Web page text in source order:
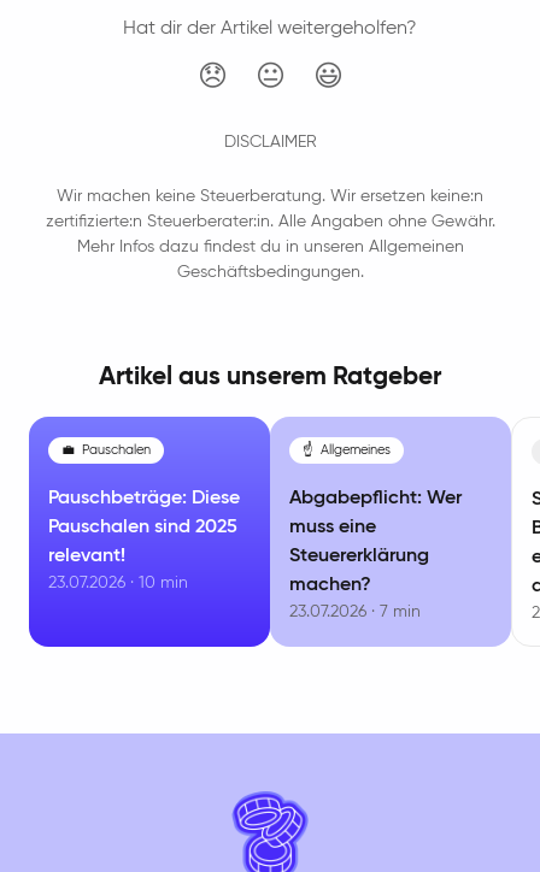
Hat dir der Artikel weitergeholfen?
😞 😐 😃
DISCLAIMER
Wir machen keine Steuerberatung. Wir ersetzen keine:n
zertifizierte:n Steuerberater:in. Alle Angaben ohne Gewähr.
Mehr Infos dazu findest du in unseren Allgemeinen
Geschäftsbedingungen.
Artikel aus unserem Ratgeber
💼 Pauschalen
Pauschbeträge: Diese
Pauschalen sind 2025
relevant!
23.07.2026 · 10 min
☝️ Allgemeines
Abgabepflicht: Wer
muss eine
Steuererklärung
machen?
23.07.2026 · 7 min